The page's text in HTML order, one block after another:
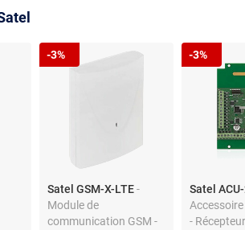
Satel GSM-X-LTE-
Module de
communication GSM -
-3%
Satel
-
-3%